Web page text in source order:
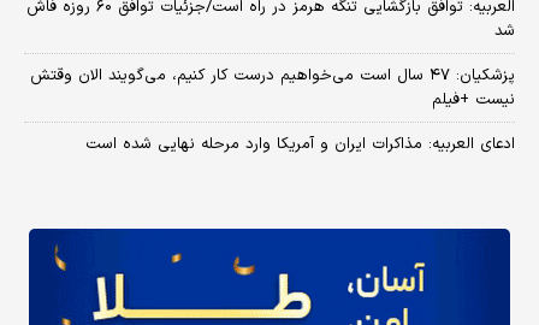
العربیه: توافق بازگشایی تنگه هرمز در راه است/جزئیات توافق ۶۰ روزه فاش
شد
پزشکیان: ۴۷ سال است می‌خواهیم درست کار کنیم، می‌گویند الان وقتش
نیست +فیلم
ادعای العربیه: مذاکرات ایران و آمریکا وارد مرحله نهایی شده است